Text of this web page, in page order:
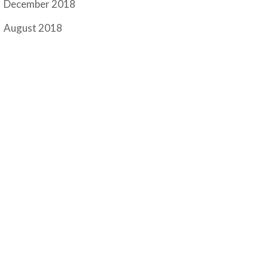
December 2018
August 2018